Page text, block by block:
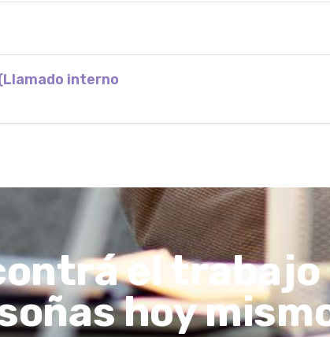
interno
el trabajo
hoy